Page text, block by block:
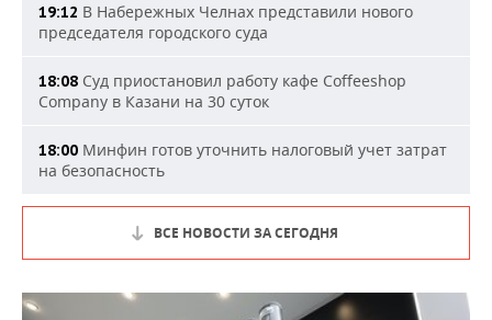
19:12 В Набережных Челнах представили нового
председателя городского суда
18:08 Суд приостановил работу кафе Coffeeshop
Company в Казани на 30 суток
18:00 Минфин готов уточнить налоговый учет затрат
на безопасность
ВСЕ НОВОСТИ ЗА СЕГОДНЯ